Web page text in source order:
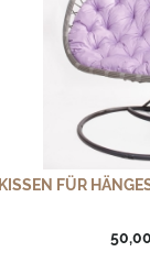
KISSEN FÜR